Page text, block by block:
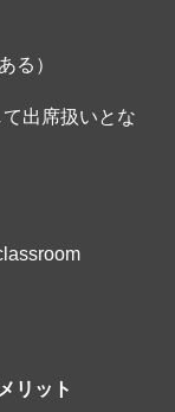
る）
出席扱いとな
リット